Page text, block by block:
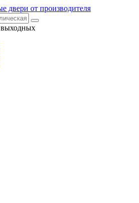
двери от производителя
выходных